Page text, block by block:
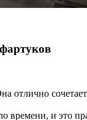
отлично
и это